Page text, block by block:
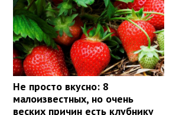
Не просто вкусно: 8
малоизвестных, но очень
веских причин есть клубнику